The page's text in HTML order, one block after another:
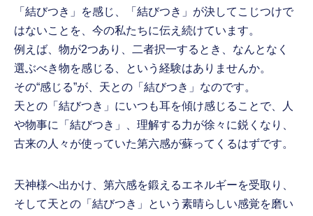
「結びつき」を感じ、「結びつき」が決してこじつけで
はないことを、今の私たちに伝え続けています。
例えば、物が2つあり、二者択一するとき、なんとなく
選ぶべき物を感じる、という経験はありませんか。
その“感じる”が、天との「結びつき」なのです。
天との「結びつき」にいつも耳を傾け感じることで、人
や物事に「結びつき」、理解する力が徐々に鋭くなり、
古来の人々が使っていた第六感が蘇ってくるはずです。
天神様へ出かけ、第六感を鍛えるエネルギーを受取り、
そして天との「結びつき」という素晴らしい感覚を磨い